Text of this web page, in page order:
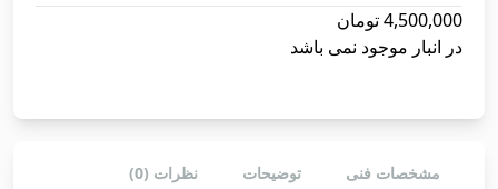
4,500,000تومان
در انبار موجود نمی باشد
مشخصات فنی توضیحات نظرات (0)